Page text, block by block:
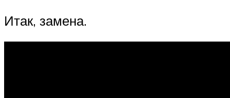
Итак, замена.